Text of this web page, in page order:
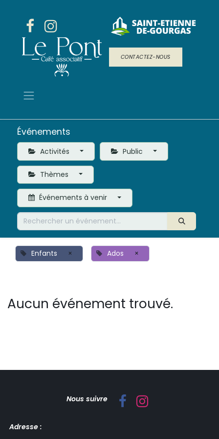
CONTACTEZ-NOUS
Événements
Activités Public
Thèmes
Événements à venir
Enfants × Ados ×
Aucun événement trouvé.
Nous suivre
Adresse :